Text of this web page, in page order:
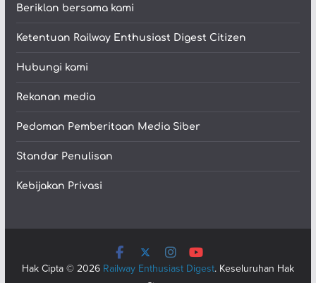
Beriklan bersama kami
Ketentuan Railway Enthusiast Digest Citizen
Hubungi kami
Rekanan media
Pedoman Pemberitaan Media Siber
Standar Penulisan
Kebijakan Privasi
Hak Cipta © 2026 Railway Enthusiast Digest. Keseluruhan Hak